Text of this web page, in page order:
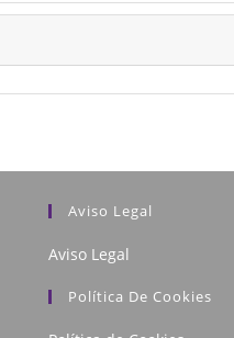
Aviso Legal
Aviso Legal
Política De Cookies